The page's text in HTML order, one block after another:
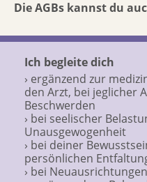
Die AGBs kannst du
Ich begleite dich
› ergänzend zur
den Arzt, bei jeglicher
Beschwerden
› bei seelischer
Unausgewogenheit
› bei deiner
persönlichen
› bei Neuausrichtungen